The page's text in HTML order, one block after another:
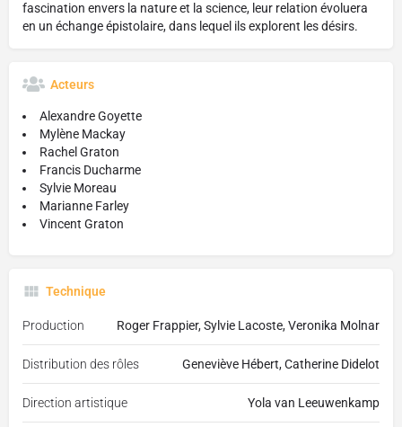
fascination envers la nature et la science, leur relation évoluera
en un échange épistolaire, dans lequel ils explorent les désirs.
Acteurs
Alexandre Goyette
Mylène Mackay
Rachel Graton
Francis Ducharme
Sylvie Moreau
Marianne Farley
Vincent Graton
Technique
Production Roger Frappier, Sylvie Lacoste, Veronika Molnar
Distribution des rôles Geneviève Hébert, Catherine Didelot
Direction artistique Yola van Leeuwenkamp